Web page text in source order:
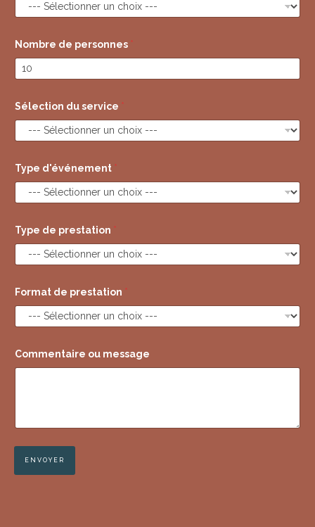
Nombre de personnes *
Sélection du service *
Type d'événement *
Type de prestation *
Format de prestation *
Commentaire ou message
ENVOYER